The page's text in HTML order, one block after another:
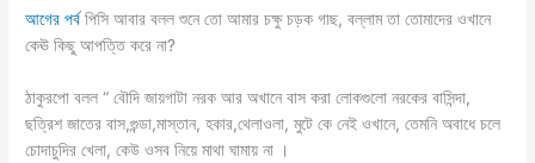
আগের পর্বপিসি আবার বলল শুনে তো আমার চক্ষু চড়ক গাছ, বল্লাম তা তোমাদের ওখানে
কেঊ কিছু আপত্তি করে না?
ঠাকুরপো বলল “ বৌদি জায়গাটা নরক আর অখানে বাস করা লোকগুলো নরকের বাসিন্দা,
ছত্রিশ জাতের বাস,গুন্ডা,মাস্তান, হকার,থেলাওলা, মুটে কে নেই ওখানে, তেমনি অবাধে চলে
চোদাচুদির খেলা, কেউ ওসব নিয়ে মাথা ঘামায় না ।